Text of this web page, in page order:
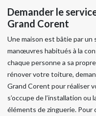
Demander le
Grand Corent
Une maison est bâtie par
manœuvres habitués à la
chaque personne a sa
rénover votre toiture,
Grand Corent pour réaliser
s’occupe de l’installation
éléments de zinguerie. Pour